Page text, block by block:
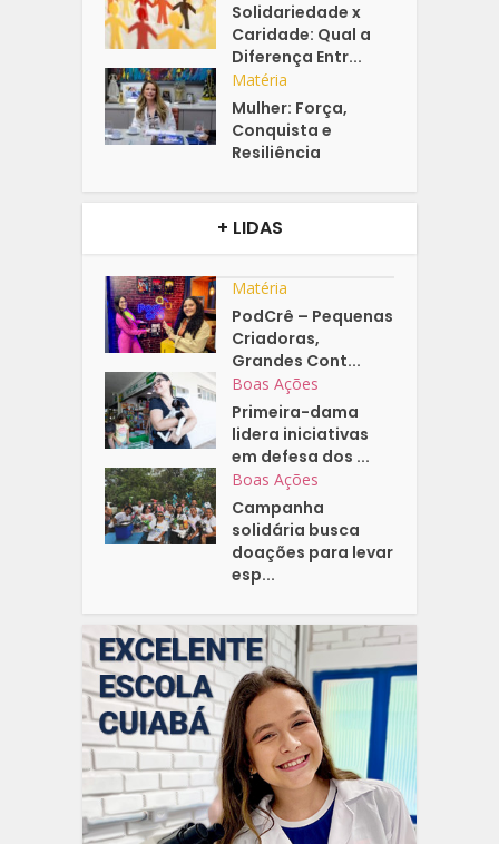
Solidariedade x
Caridade: Qual a
Diferença Entr...
Matéria
Mulher: Força,
Conquista e
Resiliência
+ LIDAS
Matéria
PodCrê – Pequenas
Criadoras,
Grandes Cont...
Boas Ações
Primeira-dama
lidera iniciativas
em defesa dos ...
Boas Ações
Campanha
solidária busca
doações para levar
esp...